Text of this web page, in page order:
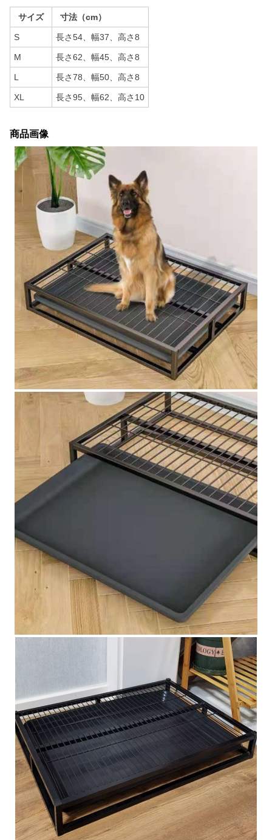
サイズ 寸法（cm）
S 長さ54、幅37、高さ8
M 長さ62、幅45、高さ8
L 長さ78、幅50、高さ8
XL 長さ95、幅62、高さ10
商品画像